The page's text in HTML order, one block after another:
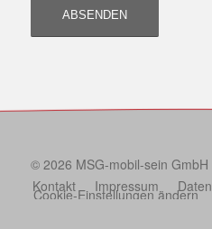
© 2026 MSG-mobil-sein
Kontakt
Impressum
Cookie-Einstellungen ändern